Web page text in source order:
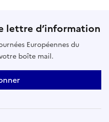
lettre d’information
Européennes du
boîte mail.